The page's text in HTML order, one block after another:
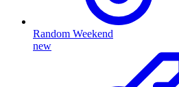
Random Weekend
new